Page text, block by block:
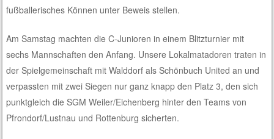
fußballerisches Können unter Beweis stellen.
Am Samstag machten die C-Junioren in einem Blitzturnier mit
sechs Mannschaften den Anfang. Unsere Lokalmatadoren traten in
der Spielgemeinschaft mit Walddorf als Schönbuch United an und
verpassten mit zwei Siegen nur ganz knapp den Platz 3, den sich
punktgleich die SGM Weiler/Eichenberg hinter den Teams von
Pfrondorf/Lustnau und Rottenburg sicherten.